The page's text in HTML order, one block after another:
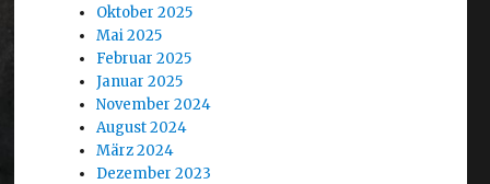
Oktober 2025
Mai 2025
Februar 2025
Januar 2025
November 2024
August 2024
März 2024
Dezember 2023